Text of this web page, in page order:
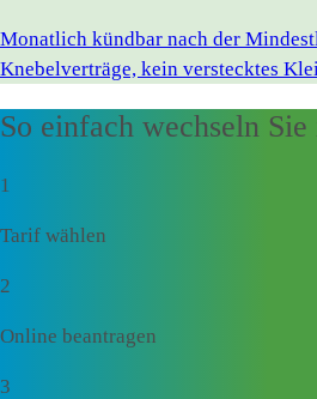
Monatlich kündbar nach der
Knebelverträge, kein verstecktes
So einfach wechseln
1
Tarif wählen
2
Online beantragen
3